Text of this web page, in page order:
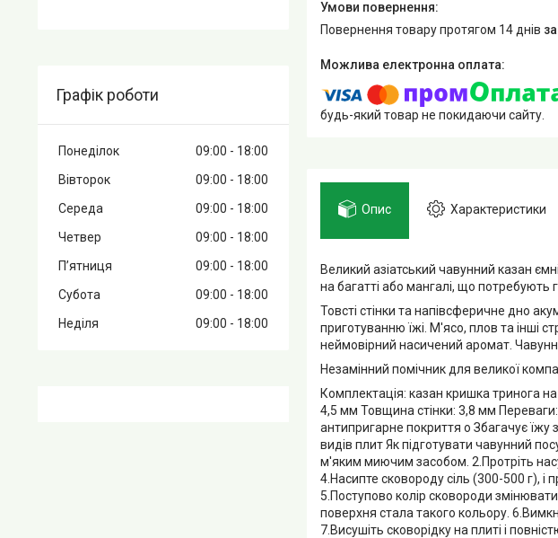
повернення товару протягом 14 днів
будь-який товар не покидаючи сайту.
Опис Характеристики
Великий азіатський чавунний казан
на багатті або мангалі, що потребують
Товсті стінки та напівсферичне дно
приготуванню їжі. М'ясо, плов та інші
неймовірний насичений аромат.
Незамінний помічник для великої
Комплектація: казан кришка тринога
4,5 мм Товщина стінки: 3,8 мм
антипригарне покриття o Збагачує їжу
видів плит Як підготувати чавунний
м'яким миючим засобом. 2.Протріть
4.Насипте сковороду сіль (300-500 г), і
5.Поступово колір сковороди
поверхня стала такого кольору.
7.Висушіть сковорідку на плиті і
Графік роботи
Понеділок 09:00
18:00
Вівторок
09:00
18:00
Середа
09:00
18:00
Четвер
09:00
18:00
Пʼятниця
09:00
18:00
Субота
09:00
18:00
Неділя
09:00 18:00